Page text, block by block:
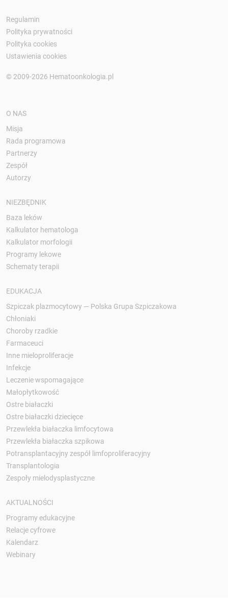
Regulamin
Polityka prywatności
Polityka cookies
Ustawienia cookies
© 2009-2026 Hematoonkologia.pl
O NAS
Misja
Rada programowa
Partnerzy
Zespół
Autorzy
NIEZBĘDNIK
Baza leków
Kalkulator hematologa
Kalkulator morfologii
Programy lekowe
Schematy terapii
EDUKACJA
Szpiczak plazmocytowy — Polska Grupa Szpiczakowa
Chłoniaki
Choroby rzadkie
Farmaceuci
Inne mieloproliferacje
Infekcje
Leczenie wspomagające
Małopłytkowość
Ostre białaczki
Ostre białaczki dziecięce
Przewlekła białaczka limfocytowa
Przewlekła białaczka szpikowa
Potransplantacyjny zespół limfoproliferacyjny
Transplantologia
Zespoły mielodysplastyczne
AKTUALNOŚCI
Programy edukacyjne
Relacje cyfrowe
Kalendarz
Webinary